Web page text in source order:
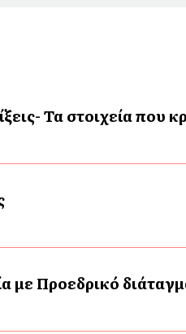
Τα στοιχεία που
με Προεδρικό